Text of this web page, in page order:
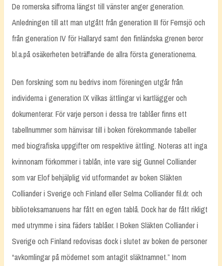
De romerska siffrorna längst till vänster anger generation.
Anledningen till att man utgått från generation III för Femsjö och
från generation IV för Hallaryd samt den finländska grenen beror
bl.a.på osäkerheten beträffande de allra första generationerna.
Den forskning som nu bedrivs inom föreningen utgår från
individerna i generation IX vilkas ättlingar vi kartlägger och
dokumenterar. För varje person i dessa tre tablåer finns ett
tabellnummer som hänvisar till i boken förekommande tabeller
med biografiska uppgifter om respektive ättling. Noteras att inga
kvinnonam förkommer i tablån, inte vare sig Gunnel Colliander
som var Elof behjälplig vid utformandet av boken Släkten
Colliander i Sverige och Finland eller Selma Colliander fil.dr. och
biblioteksamanuens har fått en egen tablå. Dock har de fått rikligt
med utrymme i sina fäders tablåer. I Boken Släkten Colliander i
Sverige och Finland redovisas dock i slutet av boken de personer
“avkomlingar på mödernet som antagit släktnamnet.” Inom